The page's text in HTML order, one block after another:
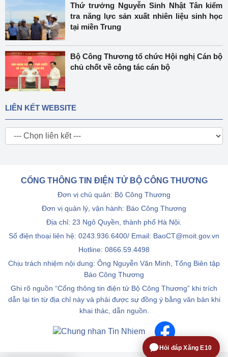
Thứ trưởng Nguyễn Sinh Nhật Tân kiểm
tra năng lực sản xuất nhiên liệu sinh học
tại miền Trung
Bộ Công Thương tổ chức Hội nghị Cán bộ
chủ chốt về công tác cán bộ
LIÊN KẾT WEBSITE
CỔNG THÔNG TIN ĐIỆN TỬ BỘ CÔNG THƯƠNG
Đơn vị chủ quản: Bộ Công Thương
Đơn vị quản lý, vận hành: Báo Công Thương
Địa chỉ: 23 Ngô Quyền, thành phố Hà Nội.
Số điện thoại liên hệ: 0243.936.6400/ Email: BaoCT@moit.gov.vn
Hotline: 0866.59.4498
Chịu trách nhiệm nội dung: Ông Nguyễn Văn Minh, Tổng Biên tập
Báo Công Thương
Ghi rõ nguồn “Cổng thông tin điện tử Bộ Công Thương” khi trích
dẫn lại tin từ địa chỉ này và phải được sự đồng ý bằng văn bản khi
khai thác, dẫn nguồn.
Hỏi đáp Xăng E10